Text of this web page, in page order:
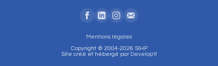
Mentions légales
Copyright © 2004-2026 SIHP
Site créé et hébergé par Develop'it